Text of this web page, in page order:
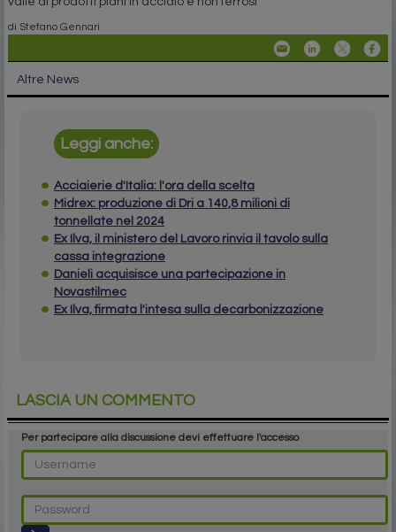
di Stefano Gennari
Altre News
Leggi anche:
Acciaierie d'Italia: l'ora della scelta
Midrex: produzione di Dri a 140,8 milioni di
tonnellate nel 2024
Ex Ilva, il ministero del Lavoro rinvia il tavolo sulla
cassa integrazione
Danieli acquisisce una partecipazione in
Novastilmec
Ex Ilva, firmata l'intesa sulla decarbonizzazione
LASCIA UN COMMENTO
Per partecipare alla discussione devi effettuare l'accesso